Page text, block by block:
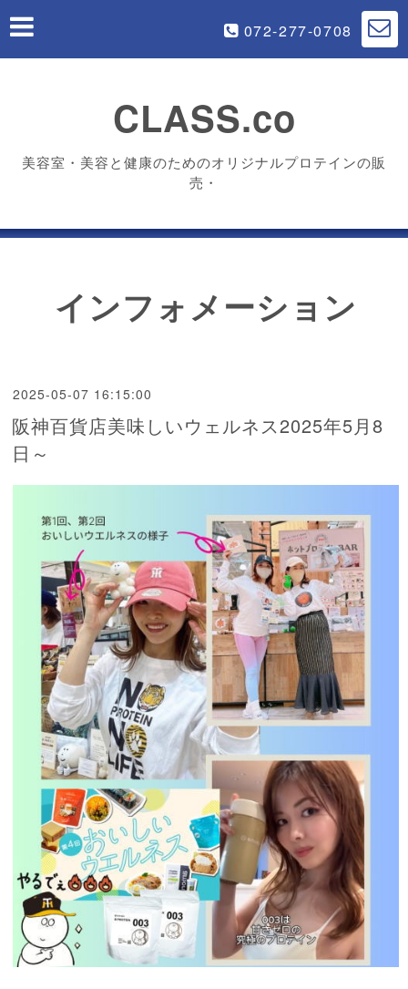
072-277-0708
CLASS.co
美容室・美容と健康のためのオリジナルプロテインの販
売・
インフォメーション
2025-05-07 16:15:00
阪神百貨店美味しいウェルネス2025年5月8
日～